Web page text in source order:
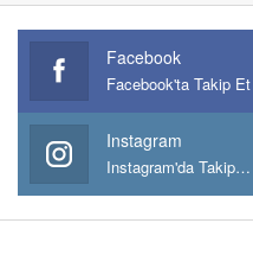
Facebook
Facebook'ta Takip Et
Instagram
Instagram'da Takipt Et